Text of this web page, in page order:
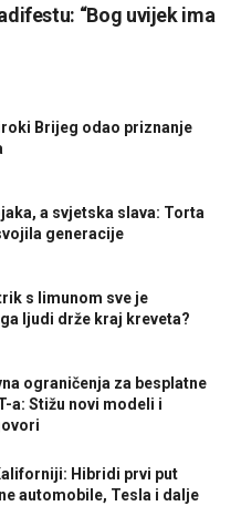
“Bog uvijek ima
Brijeg odao priznanje
a svjetska slava: Torta
generacije
s limunom sve je
ljudi drže kraj kreveta?
ograničenja za besplatne
a: Stižu novi modeli i
Hibridi prvi put
automobile, Tesla i dalje